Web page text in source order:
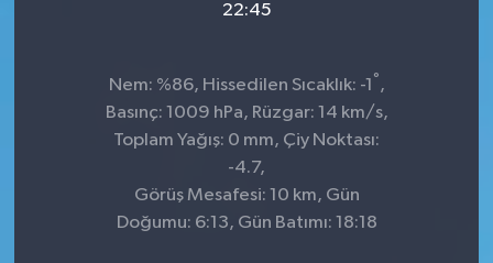
22:45
Nem: %86, Hissedilen Sıcaklık: -1 ° ,
Basınç: 1009 hPa, Rüzgar: 14 km/s,
Toplam Yağış: 0 mm, Çiy Noktası:
-4.7,
Görüş Mesafesi: 10 km, Gün
Doğumu: 6:13, Gün Batımı: 18:18